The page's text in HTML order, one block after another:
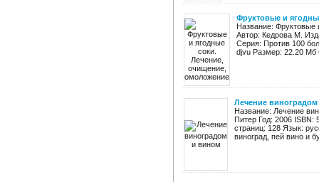
Фруктовые и
Название: Фруктовые
Автор: Кедрова М.
Серия: Против 100
djvu Размер: 22.20 Мб
Лечение
Название: Лечение
Питер Год: 2006 ISBN:
страниц: 128 Язык:
виноград, пей вино и